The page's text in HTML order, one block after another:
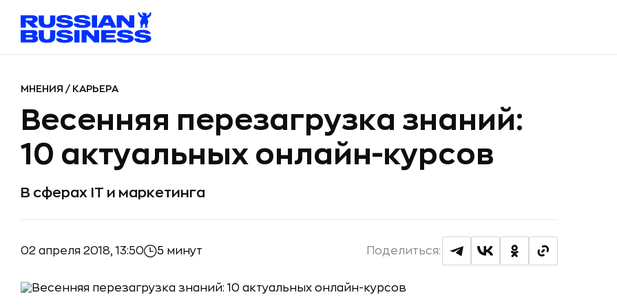
МНЕНИЯ / КАРЬЕРА
Весенняя перезагрузка знаний:
10 актуальных онлайн-курсов
В сферах IT и маркетинга
02 апреля 2018, 13:50 5 минут Поделиться: